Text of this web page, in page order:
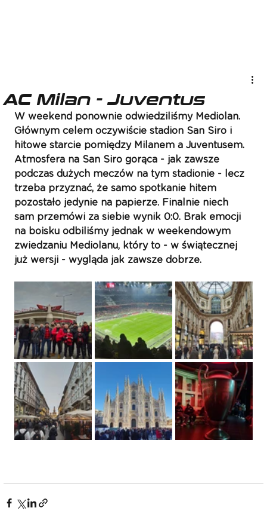
AC Milan - Juventus
W weekend ponownie odwiedziliśmy Mediolan.
Głównym celem oczywiście stadion San Siro i
hitowe starcie pomiędzy Milanem a Juventusem.
Atmosfera na San Siro gorąca - jak zawsze
podczas dużych meczów na tym stadionie - lecz
trzeba przyznać, że samo spotkanie hitem
pozostało jedynie na papierze. Finalnie niech
sam przemówi za siebie wynik 0:0. Brak emocji
na boisku odbiliśmy jednak w weekendowym
zwiedzaniu Mediolanu, który to - w świątecznej
już wersji - wygląda jak zawsze dobrze.